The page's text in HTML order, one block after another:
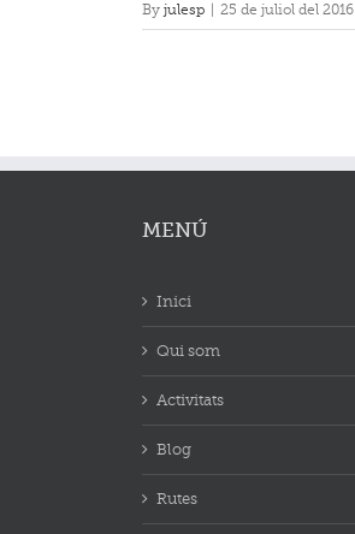
By julesp 25 de juliol del 2016
MENÚ
Inici
Qui som
Activitats
Blog
Rutes